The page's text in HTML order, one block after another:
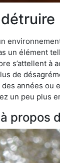
un élément
s’attellent à
de
des années ou
un peu plus
propos